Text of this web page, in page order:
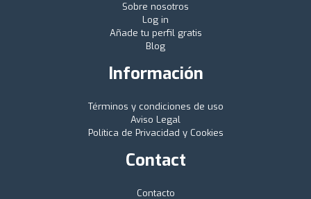
Sobre nosotros
Log in
Añade tu perfil gratis
Blog
Información
Términos y condiciones de uso
Aviso Legal
Política de Privacidad y Cookies
Contact
Contacto